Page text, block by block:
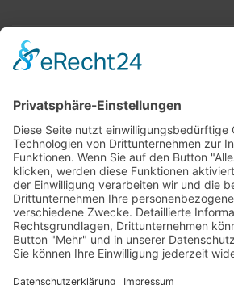
Warenannahme StrTKW
86643 Rennertshofen
Mo - Do: 07:00 – 14:00 Uhr
Fr: 07:00 – 11:00 Uhr
Anfahrt